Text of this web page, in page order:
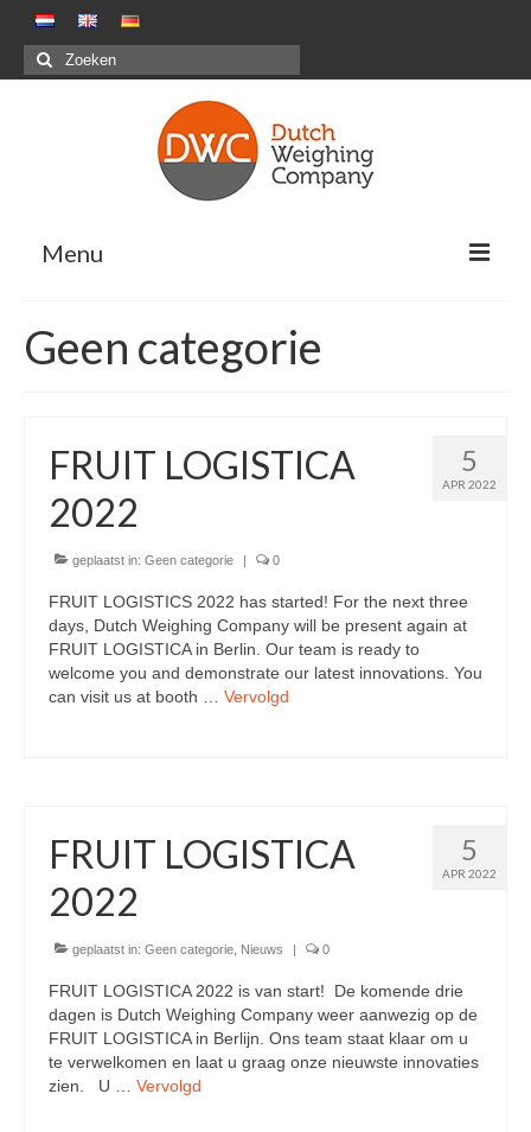
Zoeken
naar:
Menu
Positieve weegsystemen – Pakstations G&F
Combinatiewegen
Maatwerkprojecten
DWC-CS – Telsysteem
Weegsystemen
DWC5.7 – Positief wegen
DWC5.10 – Negatief wegen
Complete weeglijnen
Accessoires & Maatwerk
Software
Atlantic Logic
Cloud Software – Panorama
Over DWC
Geen categorie
5
APR 2022
FRUIT LOGISTICA
2022
geplaatst in: Geen categorie | 0
FRUIT LOGISTICS 2022 has started! For the next three
days, Dutch Weighing Company will be present again at
FRUIT LOGISTICA in Berlin. Our team is ready to
welcome you and demonstrate our latest innovations. You
can visit us at booth … Vervolgd
5
APR 2022
FRUIT LOGISTICA
2022
geplaatst in: Geen categorie Nieuws | 0
FRUIT LOGISTICA 2022 is van start! De komende drie
dagen is Dutch Weighing Company weer aanwezig op de
FRUIT LOGISTICA in Berlijn. Ons team staat klaar om u
te verwelkomen en laat u graag onze nieuwste innovaties
zien. U … Vervolgd